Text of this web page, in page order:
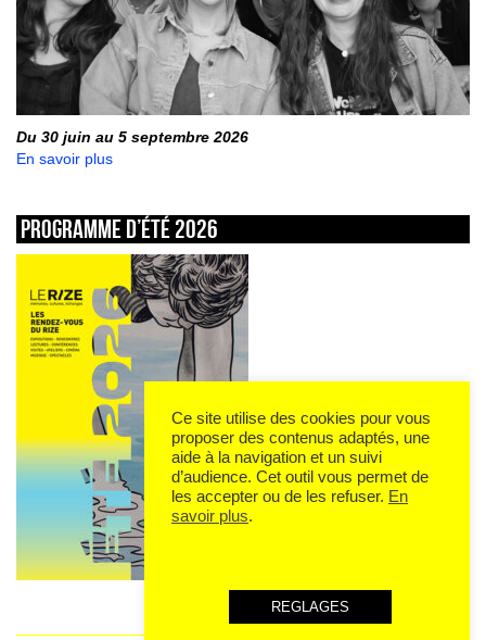
Du 30 juin au 5 septembre 2026
En savoir plus
Programme d’été 2026
Ce site utilise des cookies pour vous
proposer des contenus adaptés, une
aide à la navigation et un suivi
d’audience. Cet outil vous permet de
les accepter ou de les refuser. En
savoir plus.
REGLAGES